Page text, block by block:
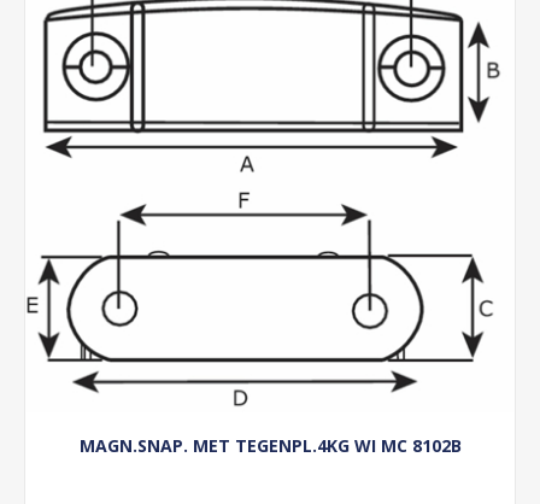
MAGN.SNAP. MET TEGENPL.4KG WI MC 8102B